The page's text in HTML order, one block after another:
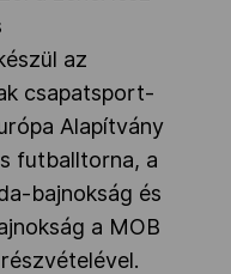
az
csapatsport-
Alapítvány
futballtorna, a
bajnokság és
a MOB